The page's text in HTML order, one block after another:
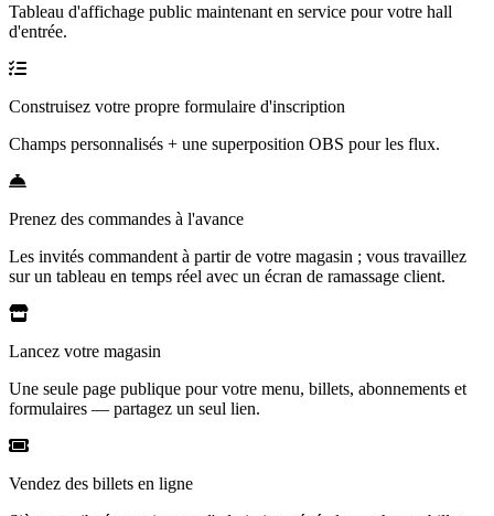
Tableau d'affichage public maintenant en service pour votre hall
d'entrée.
Construisez votre propre formulaire d'inscription
Champs personnalisés + une superposition OBS pour les flux.
Prenez des commandes à l'avance
Les invités commandent à partir de votre magasin ; vous travaillez
sur un tableau en temps réel avec un écran de ramassage client.
Lancez votre magasin
Une seule page publique pour votre menu, billets, abonnements et
formulaires — partagez un seul lien.
Vendez des billets en ligne